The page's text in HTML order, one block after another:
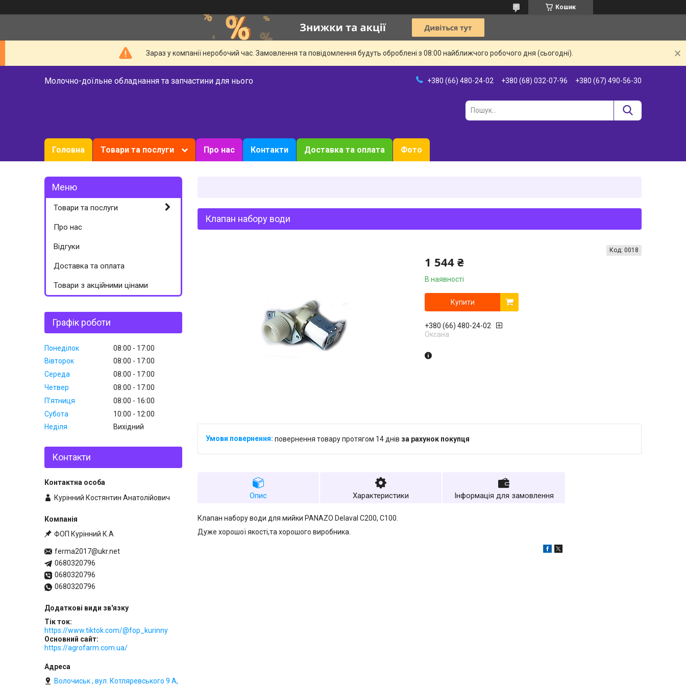
Кошик
Зараз у компанії неробочий час. Замовлення та повідомлення будуть оброблені з 08:00 найближчого робочого дня (сьогодні).
Молочно-доїльне обладнання та запчастини для нього +380 (66) 480-24-02 +380 (68) 032-07-96 +380 (67) 490-56-30
Головна Товари та послуги Про нас Контакти Доставка та оплата Фото
Клапан набору води
1 544 ₴
В наявності
Код: 0018
Купити
+380 (66) 480-24-02
Оксана
повернення товару протягом 14 днів за рахунок покупця
Опис Характеристики Інформація для замовлення
Клапан набору води для мийки PANAZO Delaval C200, C100.
Дуже хорошої якості,та хорошого виробника.
Товари та послуги
Про нас
Відгуки
Доставка та оплата
Товари з акційними цінами
Графік роботи
Понеділок 08:00
17:00
Вівторок
08:00
17:00
Середа
08:00
17:00
Четвер
08:00
17:00
Пʼятниця
08:00
16:00
Субота
10:00
12:00
Неділя
Вихідний
Контакти
Курінний Костянтин Анатолійович
ФОП Курінний К.А
ferma2017@ukr.net
0680320796
0680320796
0680320796
Тік ток
https://www.tiktok.com/@fop_kurinny
Основний сайт
https://agrofarm.com.ua/
Волочиськ , вул. Котляревського 9 А,